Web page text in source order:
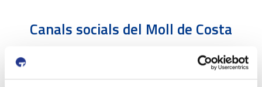
Canals socials del Moll de Costa